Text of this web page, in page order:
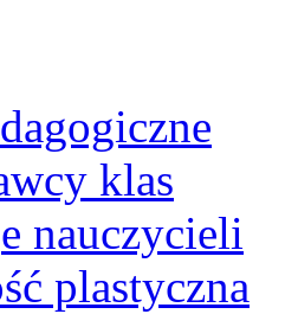
klas
nauczycieli
plastyczna